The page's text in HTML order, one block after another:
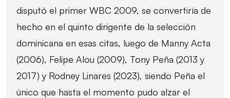
disputó el primer WBC 2009, se convertiría de
hecho en el quinto dirigente de la selección
dominicana en esas citas, luego de Manny Acta
(2006), Felipe Alou (2009), Tony Peña (2013 y
2017) y Rodney Linares (2023), siendo Peña el
único que hasta el momento pudo alzar el